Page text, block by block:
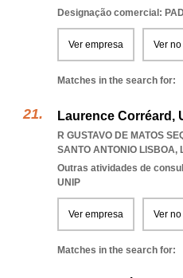
Designação comercial:
Ver empresa Ver
Matches in the search for:
Laurence Corréard,
R GUSTAVO DE MATOS
SANTO ANTONIO LISBOA,
Outras atividades de
UNIP
Ver empresa Ver
Matches in the search for: